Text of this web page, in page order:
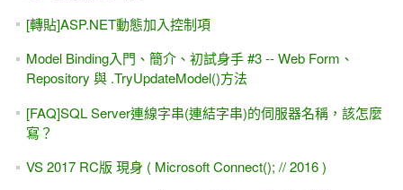
[轉貼]ASP.NET動態加入控制項
Model Binding入門、簡介、初試身手 #3 -- Web Form、
Repository 與 .TryUpdateModel()方法
[FAQ]SQL Server連線字串(連結字串)的伺服器名稱，該怎麼
寫？
VS 2017 RC版 現身 ( Microsoft Connect(); // 2016 )